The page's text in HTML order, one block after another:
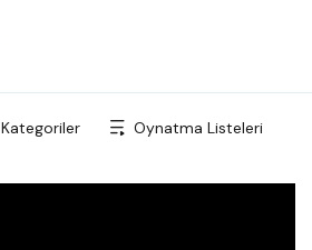
Kategoriler Oynatma Listeleri